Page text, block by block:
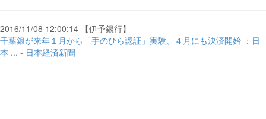
2016/11/08 12:00:14 【伊予銀行】
千葉銀が来年１月から「手のひら認証」実験、４月にも決済開始 ：日
本 ... - 日本経済新聞